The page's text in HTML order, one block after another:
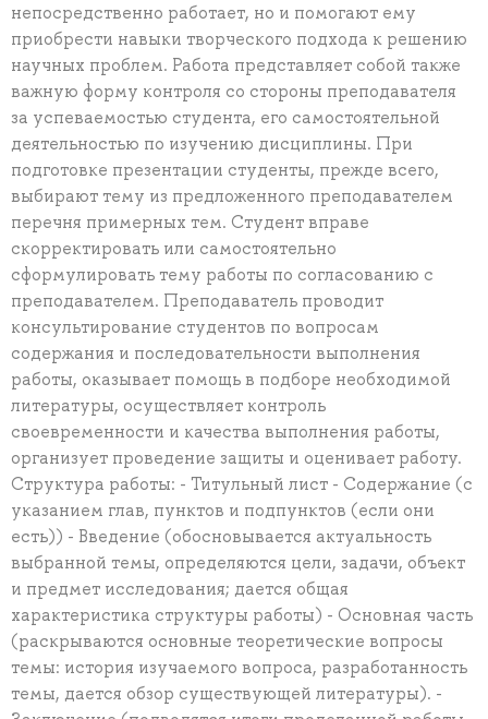
непосредственно работает, но и помогают ему
приобрести навыки творческого подхода к решению
научных проблем. Работа представляет собой также
важную форму контроля со стороны преподавателя
за успеваемостью студента, его самостоятельной
деятельностью по изучению дисциплины. При
подготовке презентации студенты, прежде всего,
выбирают тему из предложенного преподавателем
перечня примерных тем. Студент вправе
скорректировать или самостоятельно
сформулировать тему работы по согласованию с
преподавателем. Преподаватель проводит
консультирование студентов по вопросам
содержания и последовательности выполнения
работы, оказывает помощь в подборе необходимой
литературы, осуществляет контроль
своевременности и качества выполнения работы,
организует проведение защиты и оценивает работу.
Структура работы: - Титульный лист - Содержание (с
указанием глав, пунктов и подпунктов (если они
есть)) - Введение (обосновывается актуальность
выбранной темы, определяются цели, задачи, объект
и предмет исследования; дается общая
характеристика структуры работы) - Основная часть
(раскрываются основные теоретические вопросы
темы: история изучаемого вопроса, разработанность
темы, дается обзор существующей литературы). -